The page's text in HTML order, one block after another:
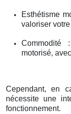
Esthétisme
valoriser
Commodité
motorisé,
Cependant, en
nécessite une
fonctionnement.